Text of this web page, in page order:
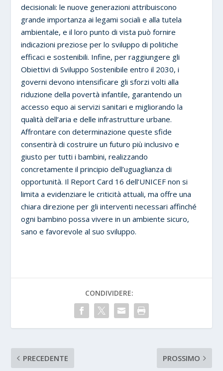
decisionali: le nuove generazioni attribuiscono
grande importanza ai legami sociali e alla tutela
ambientale, e il loro punto di vista può fornire
indicazioni preziose per lo sviluppo di politiche
efficaci e sostenibili. Infine, per raggiungere gli
Obiettivi di Sviluppo Sostenibile entro il 2030, i
governi devono intensificare gli sforzi volti alla
riduzione della povertà infantile, garantendo un
accesso equo ai servizi sanitari e migliorando la
qualità dell’aria e delle infrastrutture urbane.
Affrontare con determinazione queste sfide
consentirà di costruire un futuro più inclusivo e
giusto per tutti i bambini, realizzando
concretamente il principio dell’uguaglianza di
opportunità. Il Report Card 16 dell’UNICEF non si
limita a evidenziare le criticità attuali, ma offre una
chiara direzione per gli interventi necessari affinché
ogni bambino possa vivere in un ambiente sicuro,
sano e favorevole al suo sviluppo.
CONDIVIDERE:
PRECEDENTE PROSSIMO